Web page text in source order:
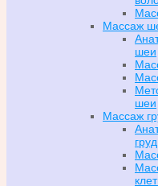
Массаж
шеи
шеи
Массаж